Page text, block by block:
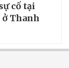
cố tại
Thanh